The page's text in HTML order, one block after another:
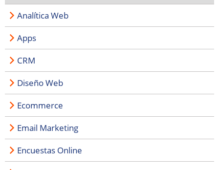
Analítica Web
Apps
CRM
Diseño Web
Ecommerce
Email Marketing
Encuestas Online